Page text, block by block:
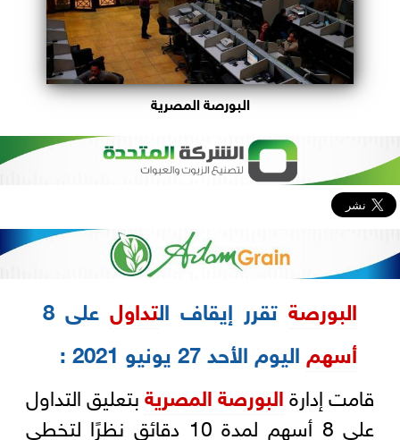
البورصة المصرية
البورصة تقرر إيقاف التداول على 8
أسهماليوم الأحد 27 يونيو 2021 :
قامت إدارةالبورصة المصريةبتعليق التداول
على 8 أسهم لمدة 10 دقائق نظرًا لتخطي